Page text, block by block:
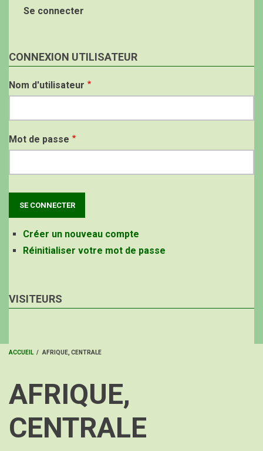
Se connecter
CONNEXION UTILISATEUR
Nom d'utilisateur
Mot de passe
Créer un nouveau compte
Réinitialiser votre mot de passe
VISITEURS
D'ARIANE
ACCUEIL / AFRIQUE, CENTRALE
AFRIQUE,
CENTRALE